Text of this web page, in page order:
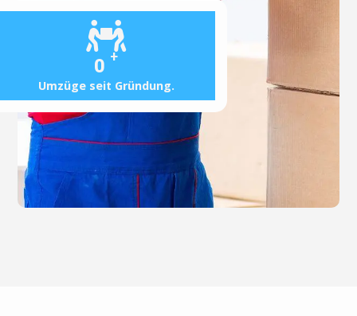
0 +
Umzüge seit Gründung.